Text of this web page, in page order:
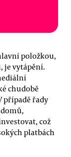
položkou,
je vytápění.
chudobě
případě řady
což
platbách